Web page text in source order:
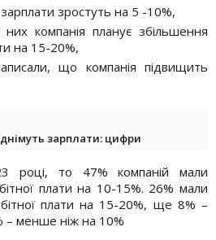
зростуть на 5 -10%,
компанія планує збільшення
на 15-20%,
що компанія підвищить
зарплати: цифри
році, то 47% компаній мали
плати на 10-15%. 26% мали
плати на 15-20%, ще 8% –
– менше ніж на 10%